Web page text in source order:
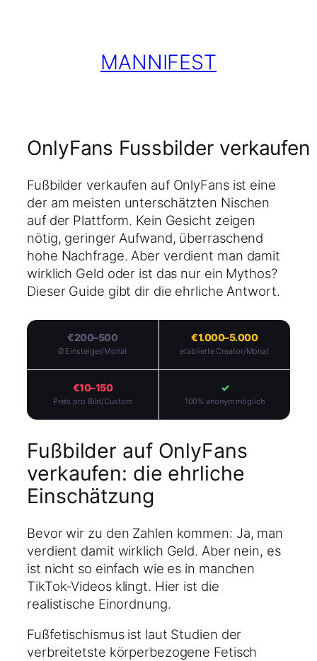
MANNIFEST
OnlyFans Fussbilder
Fußbilder verkaufen auf OnlyFans ist eine
der am meisten unterschätzten Nischen
auf der Plattform. Kein Gesicht zeigen
nötig, geringer Aufwand, überraschend
hohe Nachfrage. Aber verdient man damit
wirklich Geld oder ist das nur ein Mythos?
Dieser Guide gibt dir die ehrliche Antwort.
€200–500
Ø Einsteiger/Monat
€1.000–5.000
etablierte Creator/Monat
€10–150
Preis pro Bild/Custom
✓
100% anonym möglich
Fußbilder auf OnlyFans
verkaufen: die ehrliche
Einschätzung
Bevor wir zu den Zahlen kommen: Ja, man
verdient damit wirklich Geld. Aber nein, es
ist nicht so einfach wie es in manchen
TikTok-Videos klingt. Hier ist die
realistische Einordnung.
Fußfetischismus ist laut Studien der
verbreitetste körperbezogene Fetisch